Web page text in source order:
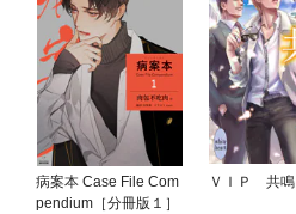
病案本 Case File Com
pendium［分冊版１］
ＶＩＰ 共鳴